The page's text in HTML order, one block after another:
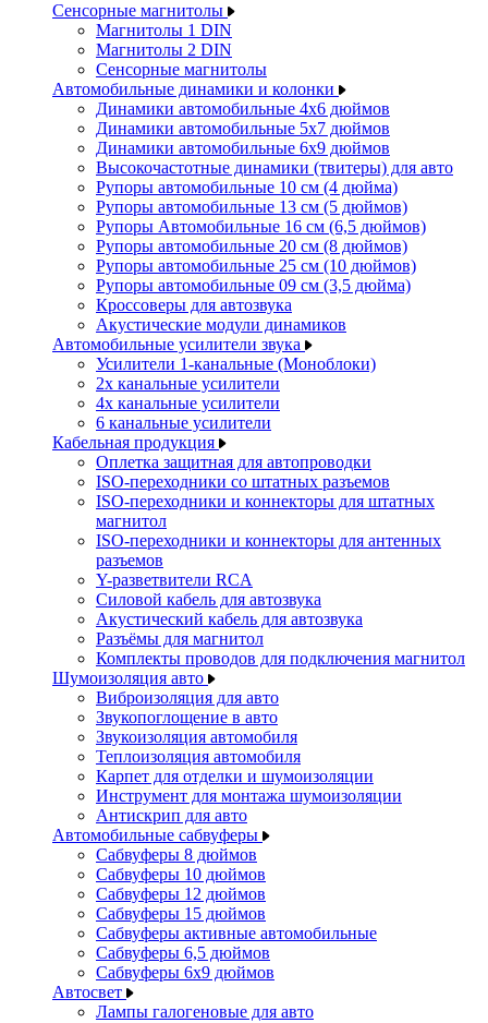
Сенсорные магнитолы
Магнитолы 1 DIN
Магнитолы 2 DIN
Сенсорные магнитолы
Автомобильные динамики и колонки
Динамики автомобильные 4x6 дюймов
Динамики автомобильные 5x7 дюймов
Динамики автомобильные 6x9 дюймов
Высокочастотные динамики (твитеры) для авто
Рупоры автомобильные 10 см (4 дюйма)
Рупоры автомобильные 13 см (5 дюймов)
Рупоры Автомобильные 16 см (6,5 дюймов)
Рупоры автомобильные 20 см (8 дюймов)
Рупоры автомобильные 25 см (10 дюймов)
Рупоры автомобильные 09 см (3,5 дюйма)
Кроссоверы для автозвука
Акустические модули динамиков
Автомобильные усилители звука
Усилители 1-канальные (Моноблоки)
2х канальные усилители
4х канальные усилители
6 канальные усилители
Кабельная продукция
Оплетка защитная для автопроводки
ISO-переходники со штатных разъемов
ISO-переходники и коннекторы для штатных
магнитол
ISO-переходники и коннекторы для антенных
разъемов
Y-разветвители RCA
Силовой кабель для автозвука
Акустический кабель для автозвука
Разъёмы для магнитол
Комплекты проводов для подключения магнитол
Шумоизоляция авто
Виброизоляция для авто
Звукопоглощение в авто
Звукоизоляция автомобиля
Теплоизоляция автомобиля
Карпет для отделки и шумоизоляции
Инструмент для монтажа шумоизоляции
Антискрип для авто
Автомобильные сабвуферы
Сабвуферы 8 дюймов
Сабвуферы 10 дюймов
Сабвуферы 12 дюймов
Сабвуферы 15 дюймов
Сабвуферы активные автомобильные
Сабвуферы 6,5 дюймов
Сабвуферы 6x9 дюймов
Автосвет
Лампы галогеновые для авто